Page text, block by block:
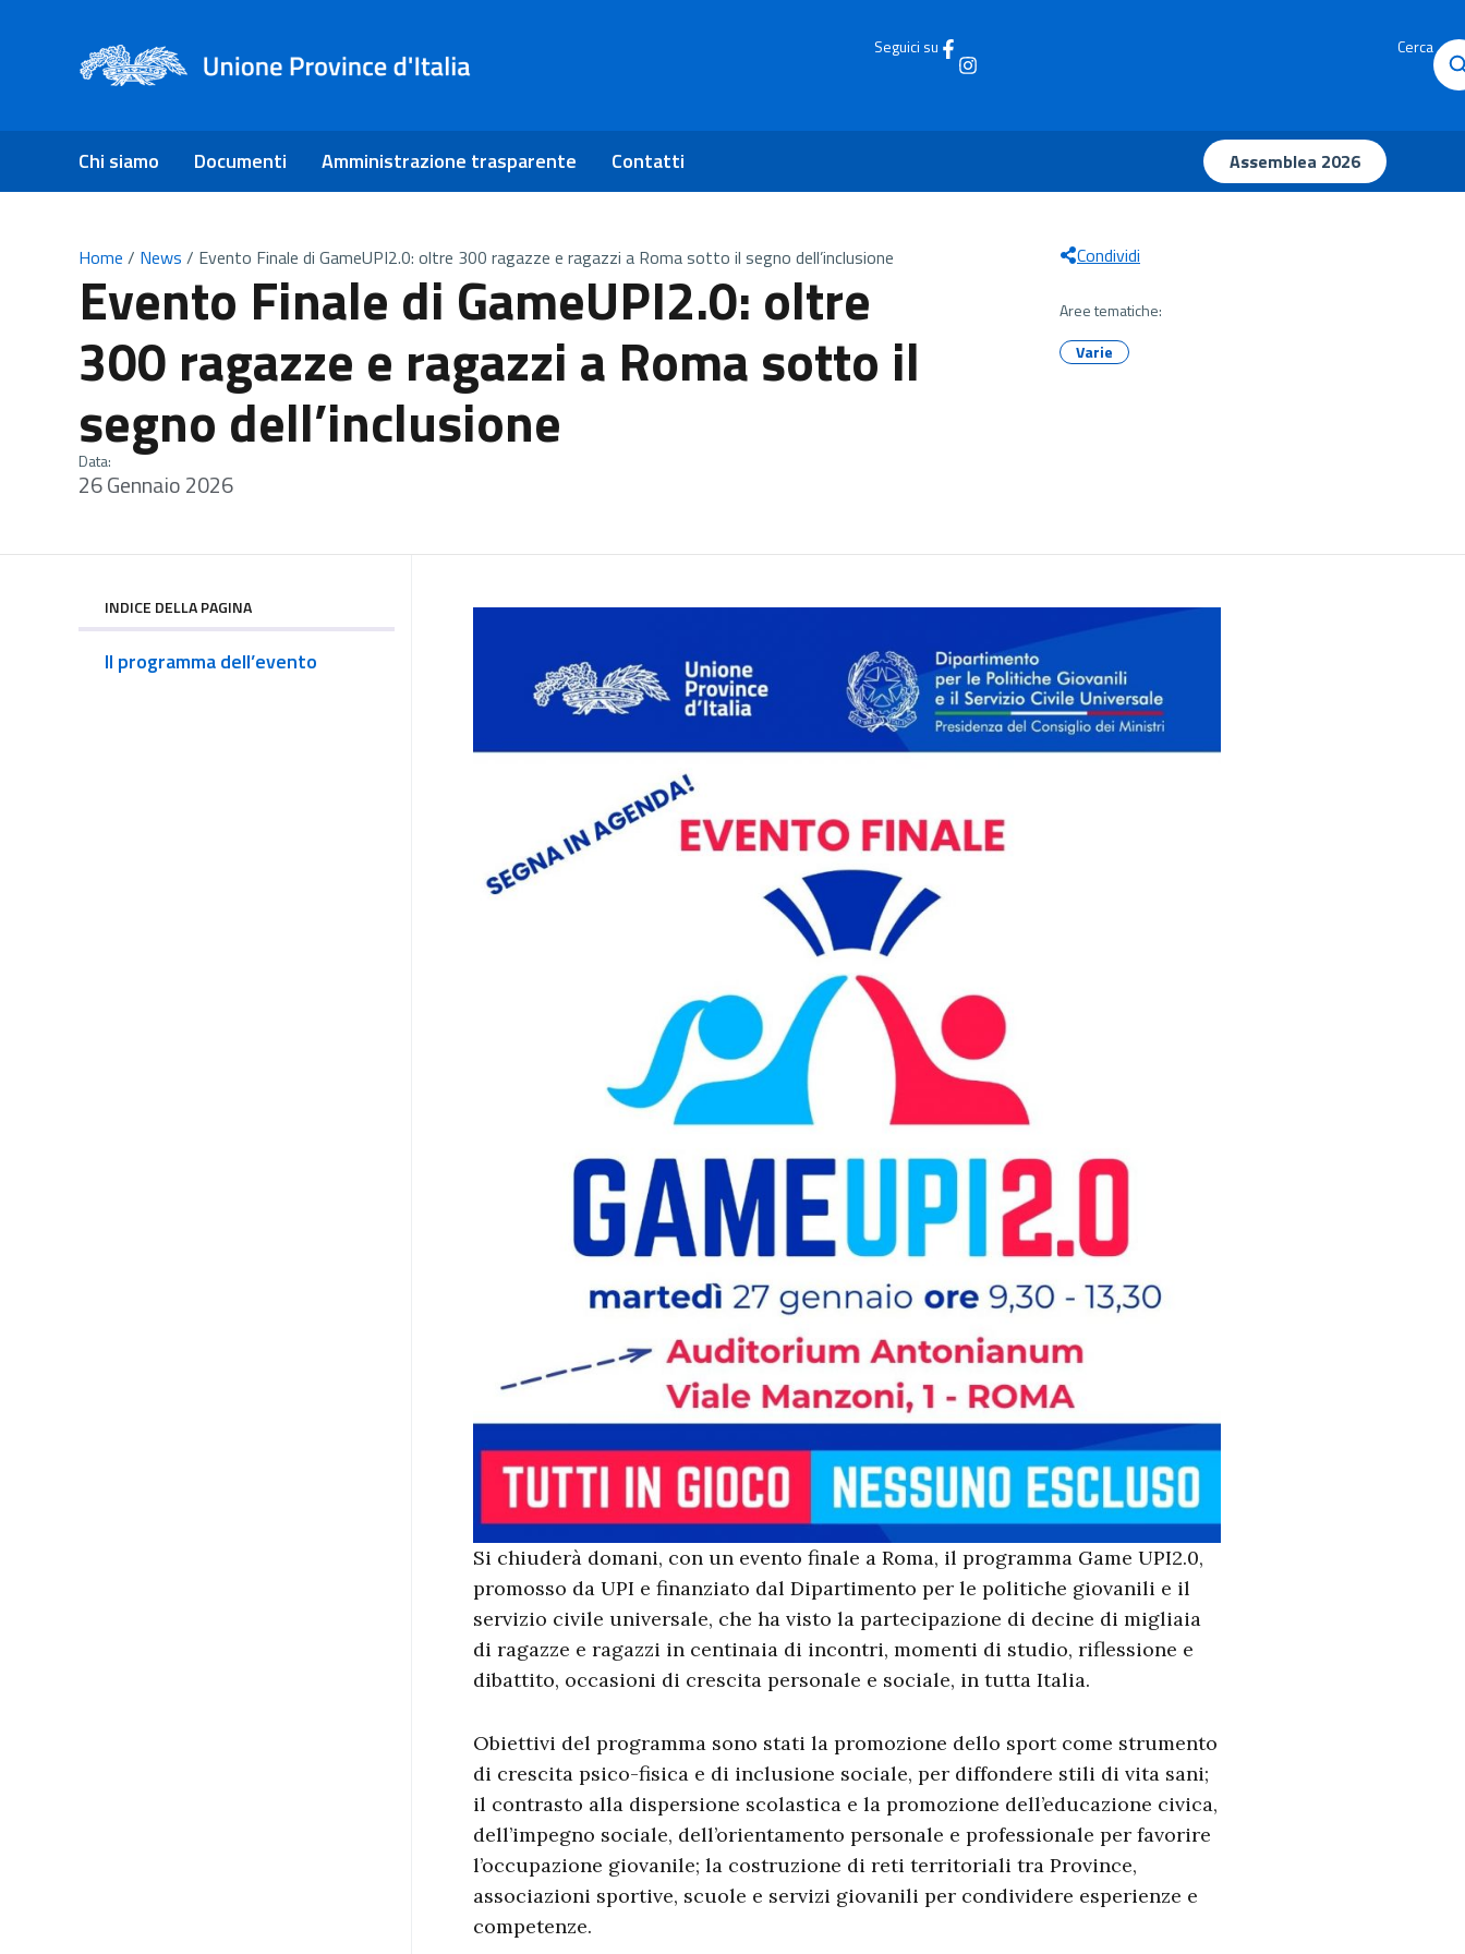
Seguici su Cerca
Chi siamo Documenti Amministrazione trasparente Contatti Assemblea 2026
Home / News / Evento Finale di GameUPI2.0: oltre 300 ragazze e ragazzi a Roma sotto il segno dell’inclusione
Evento Finale di GameUPI2.0: oltre
300 ragazze e ragazzi a Roma sotto il
segno dell’inclusione
Data:
26 Gennaio 2026
Condividi
Aree tematiche:
Varie
INDICE DELLA PAGINA
Il programma dell’evento
Si chiuderà domani, con un evento finale a Roma, il programma Game UPI2.0,
promosso da UPI e finanziato dal Dipartimento per le politiche giovanili e il
servizio civile universale, che ha visto la partecipazione di decine di migliaia
di ragazze e ragazzi in centinaia di incontri, momenti di studio, riflessione e
dibattito, occasioni di crescita personale e sociale, in tutta Italia.
Obiettivi del programma sono stati la promozione dello sport come strumento
di crescita psico-fisica e di inclusione sociale, per diffondere stili di vita sani;
il contrasto alla dispersione scolastica e la promozione dell’educazione civica,
dell’impegno sociale, dell’orientamento personale e professionale per favorire
l’occupazione giovanile; la costruzione di reti territoriali tra Province,
associazioni sportive, scuole e servizi giovanili per condividere esperienze e
competenze.